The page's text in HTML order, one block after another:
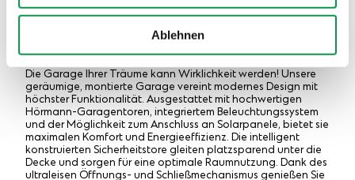
Ablehnen
GARDEON® Garage mit Garagentor – so
leise wie das Rauschen der Blätter
Die Garage Ihrer Träume kann Wirklichkeit werden! Unsere
geräumige, montierte Garage vereint modernes Design mit
höchster Funktionalität. Ausgestattet mit hochwertigen
Hörmann-Garagentoren, integriertem Beleuchtungssystem
und der Möglichkeit zum Anschluss an Solarpanele, bietet sie
maximalen Komfort und Energieeffizienz. Die intelligent
konstruierten Sicherheitstore gleiten platzsparend unter die
Decke und sorgen für eine optimale Raumnutzung. Dank des
ultraleisen Öffnungs- und Schließmechanismus genießen Sie